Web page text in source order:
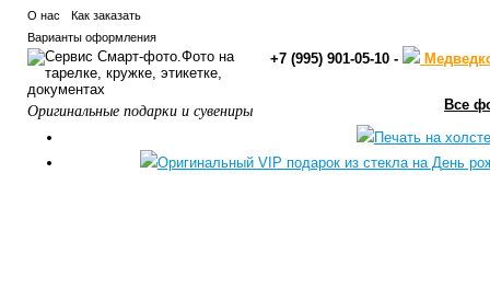
О нас
Как заказать
Варианты оформления
Оригинальные подарки и сувениры
+7 (995) 901-05-10 -
Все